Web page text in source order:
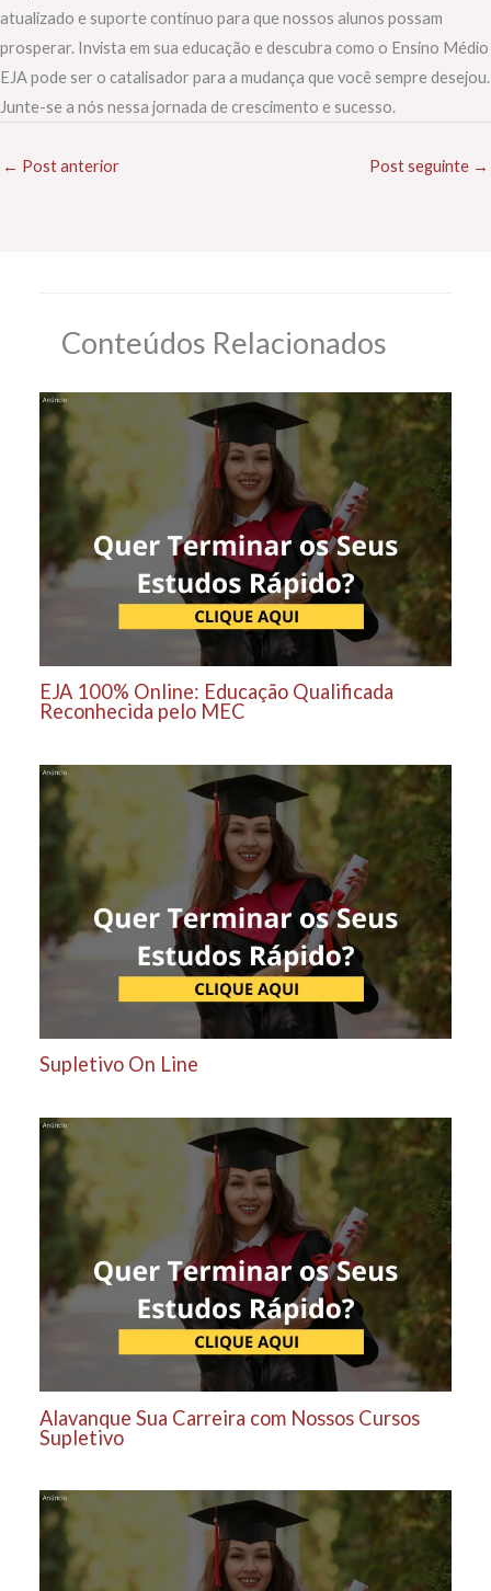
atualizado e suporte contínuo para que nossos alunos possam
prosperar. Invista em sua educação e descubra como o Ensino Médio
EJA pode ser o catalisador para a mudança que você sempre desejou.
Junte-se a nós nessa jornada de crescimento e sucesso.
← Post anterior Post seguinte →
Conteúdos Relacionados
EJA 100% Online: Educação Qualificada
Reconhecida pelo MEC
Supletivo On Line
Alavanque Sua Carreira com Nossos Cursos
Supletivo